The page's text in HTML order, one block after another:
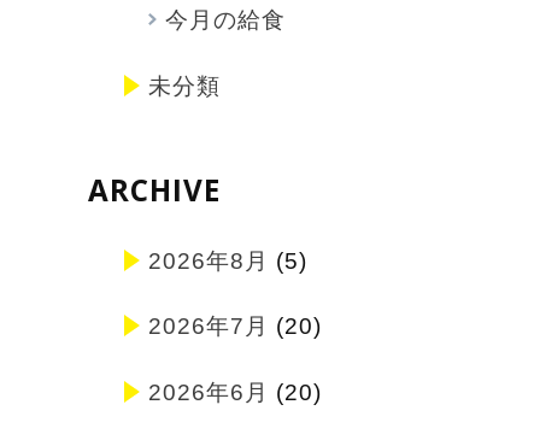
今月の給食
未分類
ARCHIVE
2026年8月 (5)
2026年7月 (20)
2026年6月 (20)